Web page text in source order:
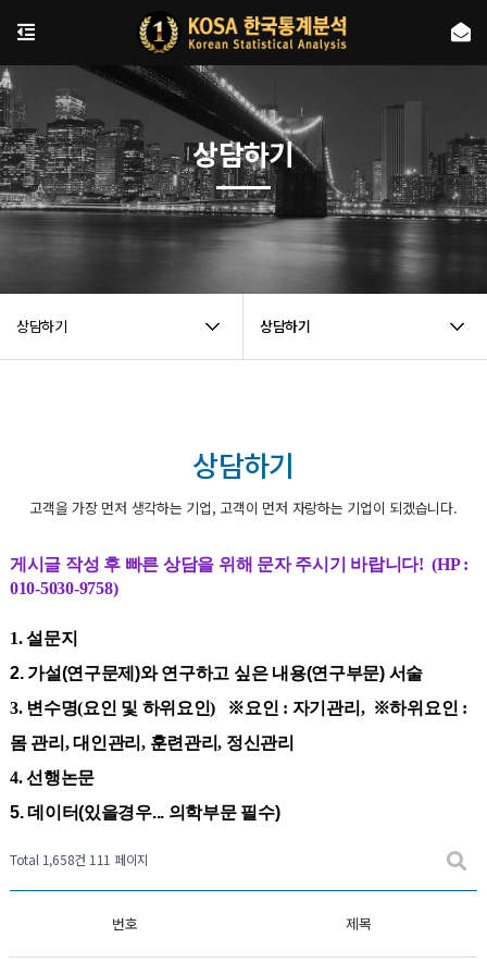
상담하기 상담하기
상담하기
상담하기
고객을 가장 먼저 생각하는 기업, 고객이 먼저 자랑하는 기업이 되겠습니다.
게시글 작성 후 빠른 상담을 위해 문자 주시기 바랍니다! (HP :
010-5030-9758)
1. 설문지
2. 가설(연구문제)와연구하고 싶은 내용(연구부문) 서술
3. 변수명(요인 및 하위요인) ※요인 : 자기관리, ※하위요인 :
몸 관리, 대인관리, 훈련관리, 정신관리
4. 선행논문
5. 데이터(있을경우... 의학부문 필수)
Total 1,658건 111 페이지
번호 제목